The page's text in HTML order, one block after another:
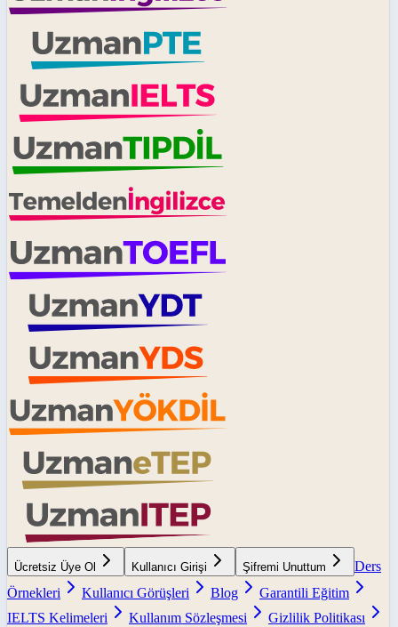
Ücretsiz Üye Ol Kullanıcı Girişi Şifremi Unuttum
Ders
Örnekleri
Kullanıcı Görüşleri Blog
Garantili Eğitim
IELTS Kelimeleri
Kullanım Sözleşmesi
Gizlilik Politikası